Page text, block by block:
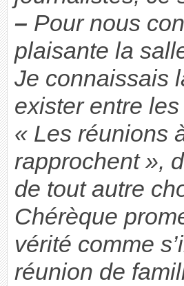
– Pour nous
plaisante la
Je connaissais
exister entre
« Les réunions
rapprochent »,
de tout autre
Chérèque
vérité comme
réunion de